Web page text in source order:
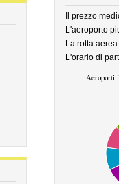
Il prezzo
L'aeroporto
La rotta
L'orario di
Aeroporti